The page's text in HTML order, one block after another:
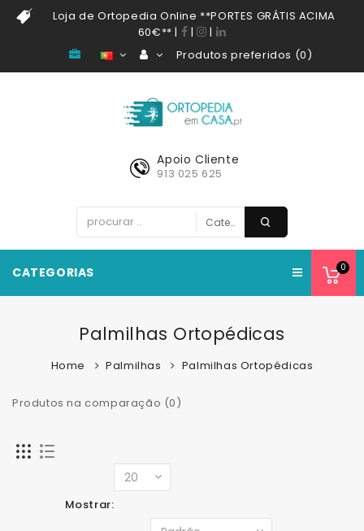
Loja de Ortopedia Online **PORTES GRÁTIS ACIMA
60€**| |
|
Produtos preferidos (0)
0
Apoio Cliente
913 025 625
CATEGORIAS
Palmilhas Ortopédicas
Home Palmilhas Palmilhas Ortopédicas
Produtos na comparação (0)
Mostrar: